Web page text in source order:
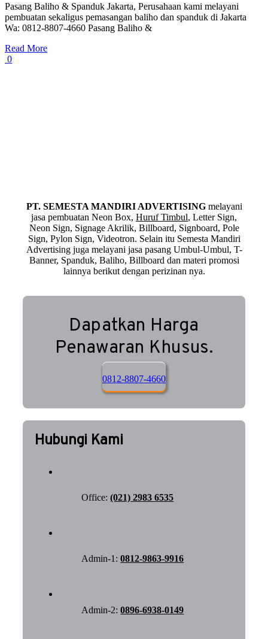
Pasang Baliho & Spanduk Jakarta, Perusahaan kami melayani
pembuatan sekaligus pemasangan baliho dan spanduk di Jakarta
Wa: 0812-8807-4660 Pasang Baliho &
Read More
0
PT. SEMESTA MANDIRI ADVERTISINGmelayani
jasa pembuatan Neon Box, Huruf Timbul, Letter Sign,
Neon Sign, Signage Akrilik, Billboard, Signboard, Pole
Sign, Pylon Sign, Videotron. Selain itu Semesta Mandiri
Advertising juga melayani jasa pasang Umbul-Umbul, T-
Banner, Spanduk, Baliho, Billboard dan materi promosi
lainnya berikut dengan perizinan nya.
Dapatkan Harga
Penawaran Khusus.
0812-8807-4660
Hubungi Kami
Office:(021) 2983 6535
Admin-1:0812-9863-9916
Admin-2:0896-6938-0149